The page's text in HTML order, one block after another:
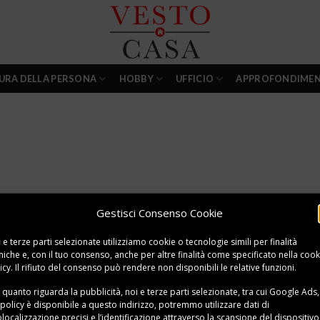
Gestisci Consenso Cookie
e terze parti selezionate utilizziamo cookie o tecnologie simili per finalità
e, con il tuo consenso, anche per altre finalità come specificato nella
. Il rifiuto del consenso può rendere non disponibili le relative funzioni.
quanto riguarda la pubblicità, noi e terze parti selezionate, tra cui Google
è disponibile a questo indirizzo, potremmo utilizzare dati di
precisi e l’identificazione attraverso la scansione del
DELLA PERSONA HOBBY UFFICIO